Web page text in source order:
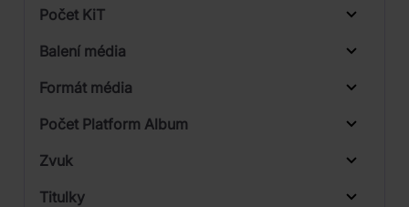
Počet KiT
Balení média
Formát média
Počet Platform Album
Zvuk
Titulky